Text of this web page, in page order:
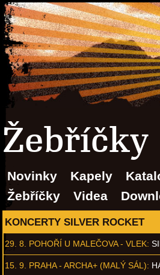
Žebříčky
Novinky Kapely
Žebříčky
Videa
KONCERTY SILVER ROCKET
29. 8. POHOŘÍ U MALEČOVA - VLEK:
15. 9. PRAHA - ARCHA+ (MALÝ SÁL):